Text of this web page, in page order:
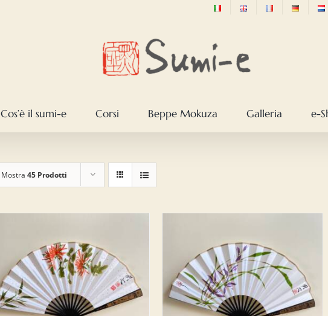
Cos’è il sumi-e Corsi Beppe Mokuza Galleria e-
Mostra 45 Prodotti
AGGIUNGI AL CARRELLO
/
DETTAGLI